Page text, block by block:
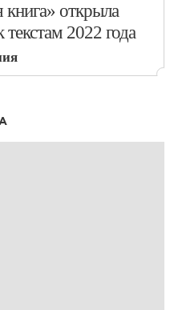
открыла
2022 года